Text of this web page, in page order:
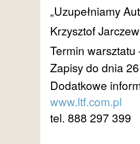
„Uzupełniamy
Krzysztof
Termin
Zapisy do dnia
Dodatkowe
www.ltf.com.pl
tel. 888 297 399